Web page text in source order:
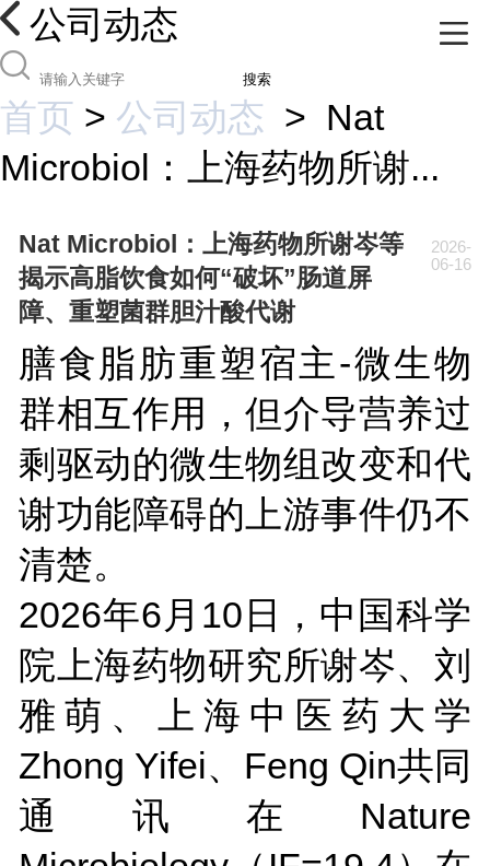
公司动态
搜索
首页 > 公司动态 > Nat
Microbiol：上海药物所谢...
Nat Microbiol：上海药物所谢岑等
揭示高脂饮食如何“破坏”肠道屏
障、重塑菌群胆汁酸代谢
2026-
06-16
膳食脂肪重塑宿主-微生物
群相互作用，但介导营养过
剩驱动的微生物组改变和代
谢功能障碍的上游事件仍不
清楚。
2026年6月10日，中国科学
院上海药物研究所谢岑、刘
雅萌、上海中医药大学
Zhong Yifei、Feng Qin共同
通讯在Nature